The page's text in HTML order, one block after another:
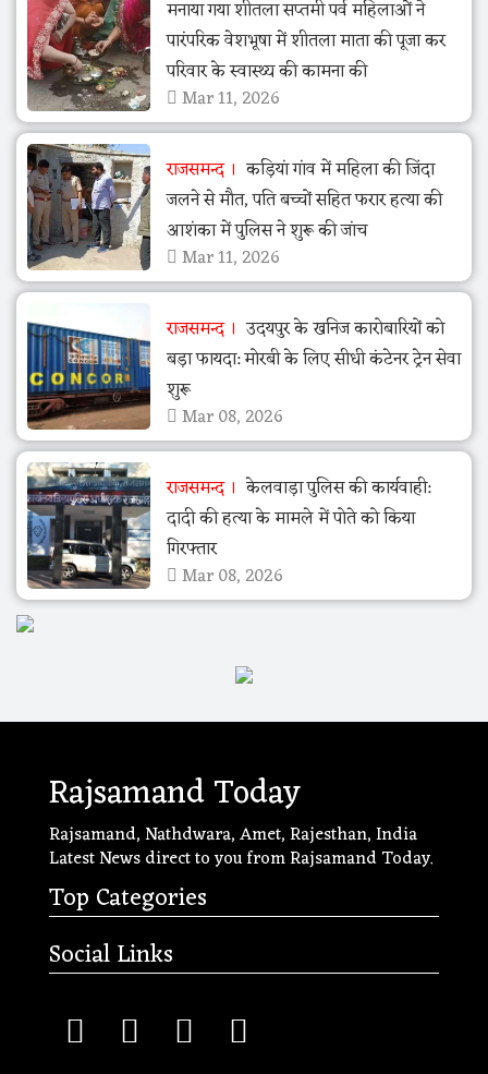
मनाया गया शीतला सप्तमी पर्व महिलाओं ने
पारंपरिक वेशभूषा में शीतला माता की पूजा कर
परिवार के स्वास्थ्य की कामना की
Mar 11, 2026
राजसमन्द
कड़ियां गांव में महिला की जिंदा
जलने से मौत, पति बच्चों सहित फरार हत्या की
आशंका में पुलिस ने शुरू की जांच
Mar 11, 2026
राजसमन्द
उदयपुर के खनिज कारोबारियों को
बड़ा फायदा: मोरबी के लिए सीधी कंटेनर ट्रेन सेवा
शुरू
Mar 08, 2026
राजसमन्द
केलवाड़ा पुलिस की कार्यवाही:
दादी की हत्या के मामले में पोते को किया
गिरफ्तार
Mar 08, 2026
Rajsamand Today
Rajsamand, Nathdwara, Amet, Rajesthan, India
Latest News direct to you from Rajsamand Today.
Top Categories
Social Links